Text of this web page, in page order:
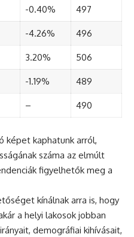
-0.40% 497
-4.26% 496
3.20% 506
-1.19% 489
– 490
képet kaphatunk arról,
száma az elmúlt
figyelhetők meg a
kínálnak arra is, hogy
a helyi lakosok jobban
demográfiai kihívásait,